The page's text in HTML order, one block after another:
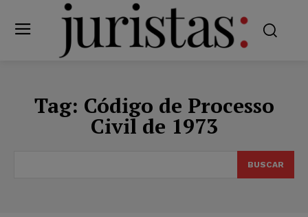
Tag: Código de Processo
Civil de 1973
BUSCAR